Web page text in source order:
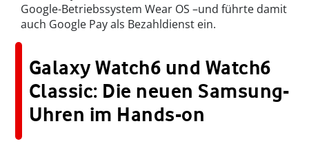
Google-Betriebssystem Wear OS –und führte damit
auch Google Pay als Bezahldienst ein.
Galaxy Watch6 und Watch6
Classic: Die neuen Samsung-
Uhren im Hands-on